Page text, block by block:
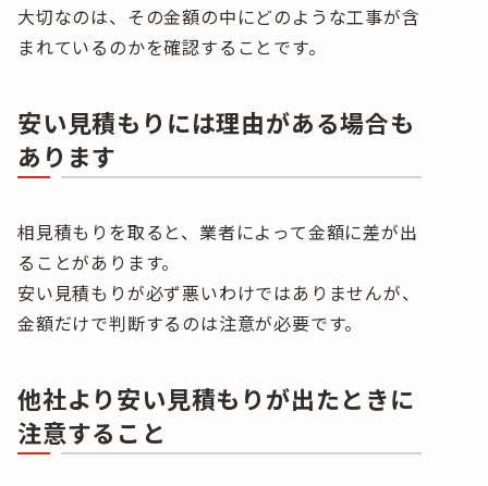
大切なのは、その金額の中にどのような工事が含
まれているのかを確認することです。
安い見積もりには理由がある場合も
あります
相見積もりを取ると、業者によって金額に差が出
ることがあります。
安い見積もりが必ず悪いわけではありませんが、
金額だけで判断するのは注意が必要です。
他社より安い見積もりが出たときに
注意すること